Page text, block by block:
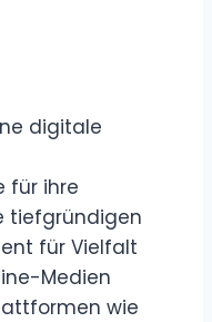
digitale
für ihre
tiefgründigen
für Vielfalt
Medien
wie